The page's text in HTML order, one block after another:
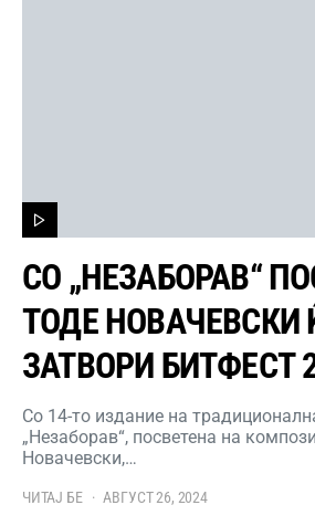
СО „НЕЗАБОРАВ“
ТОДЕ НОВАЧЕВСКИ
ЗАТВОРИ БИТФЕСТ
Со 14-то издание на
„Незаборав“, посветена на
Новачевски,…
ЧИТАЈ БЕ АВГУСТ 26, 2024